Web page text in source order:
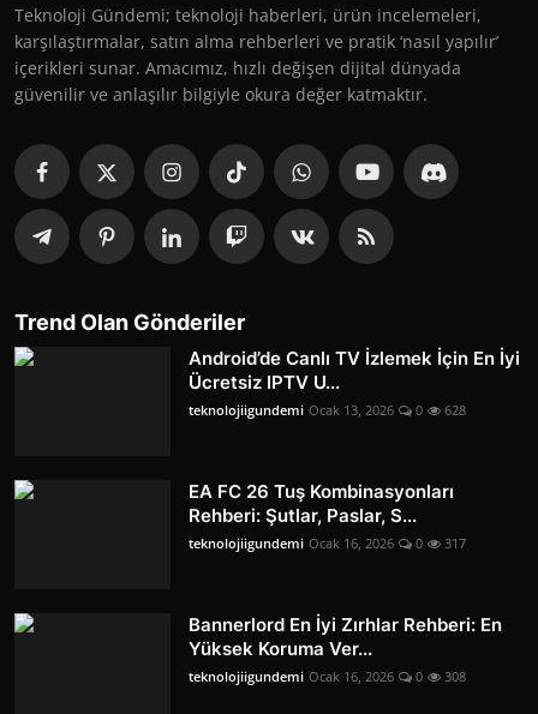
Teknoloji Gündemi; teknoloji haberleri, ürün incelemeleri,
karşılaştırmalar, satın alma rehberleri ve pratik ‘nasıl yapılır’
içerikleri sunar. Amacımız, hızlı değişen dijital dünyada
güvenilir ve anlaşılır bilgiyle okura değer katmaktır.
Trend Olan Gönderiler
Android’de Canlı TV İzlemek İçin En İyi
Ücretsiz IPTV U...
teknolojiigundemi Ocak 13, 2026 0 628
EA FC 26 Tuş Kombinasyonları
Rehberi: Şutlar, Paslar, S...
teknolojiigundemi Ocak 16, 2026 0 317
Bannerlord En İyi Zırhlar Rehberi: En
Yüksek Koruma Ver...
teknolojiigundemi Ocak 16, 2026 0 308